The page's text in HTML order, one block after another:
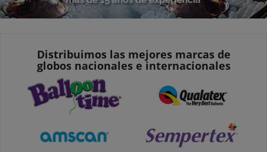
Distribuimos las mejores marcas de
globos nacionales e internacionales